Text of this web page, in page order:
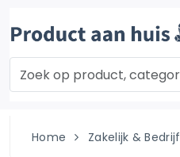
Home Zakelijk & Bedrijf